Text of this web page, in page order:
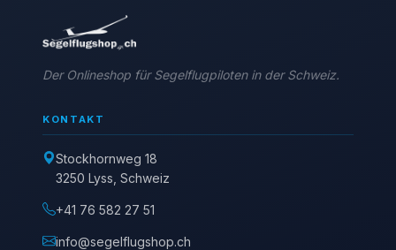
Der Onlineshop für Segelflugpiloten in der Schweiz.
KONTAKT
Stockhornweg 18
3250 Lyss, Schweiz
+41 76 582 27 51
info@segelflugshop.ch